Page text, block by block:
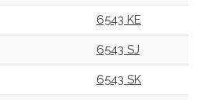
6543 KE
6543 SJ
6543 SK